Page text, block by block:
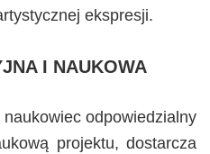
ekspresji.
I NAUKOWA
odpowiedzialny
projektu, dostarcza